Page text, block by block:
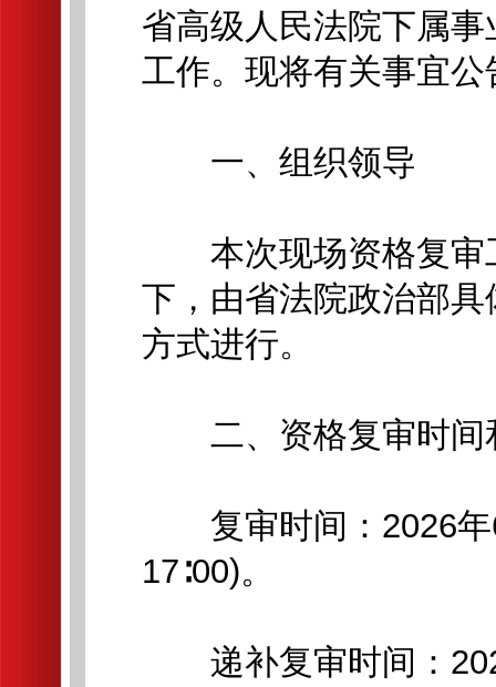
省高级人民法院下属
工作。现将有关事宜公
一、组织领导
本次现场资格复审
下，由省法院政治部
方式进行。
二、资格复审时间
复审时间：2026年6
17∶00)。
递补复审时间：